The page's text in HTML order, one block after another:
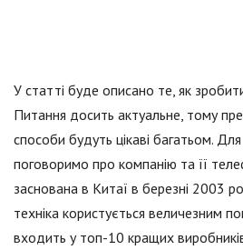
У статті буде описано те, як
Питання досить актуальне, тому
способи будуть цікаві багатьом.
поговоримо про компанію та її
заснована в Китаї в березні 2003
техніка користується величезним
входить у топ-10 кращих